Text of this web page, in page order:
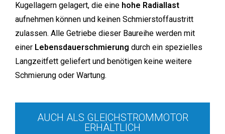
Kugellagern gelagert, die eine hohe Radiallast
aufnehmen können und keinen Schmierstoffaustritt
zulassen. Alle Getriebe dieser Baureihe werden mit
einer Lebensdauerschmierung durch ein spezielles
Langzeitfett geliefert und benötigen keine weitere
Schmierung oder Wartung.
AUCH ALS GLEICHSTROMMOTOR
ERHÄLTLICH